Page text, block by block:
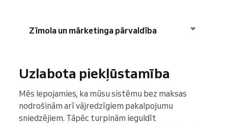
visas Reservio premium funkcijas un saņemt
Reservio iespējas un vienkārši jaunināt, ja
vēlaties.
Zīmola un mārketinga pārvaldība
ir pielāgota tīmekļa lietotnes izskatam. Esam
Rezervācijas lapas galvenes izkārtojumu un
krāsas tieši tāpat kā pārlūkprogrammā.
Uzlabota piekļūstamība
Mēs lepojamies, ka mūsu sistēmu bez maksas
nodrošinām arī vājredzīgiem pakalpojumu
sniedzējiem. Tāpēc turpinām ieguldīt